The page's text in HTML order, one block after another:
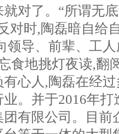
对了。“所谓无
对时,陶磊暗自给
领导、前辈、工
食地挑灯夜读,翻
心人,陶磊在经
。并于2016年
有限公司。目前